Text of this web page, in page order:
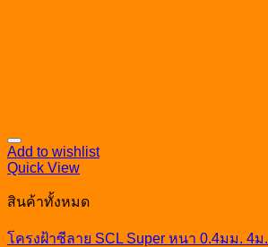
Add to wishlist
Quick View
สินค้าทั้งหมด
โครงฝ้าซีลาย SCL Super หนา 0.4มม. 4ม.